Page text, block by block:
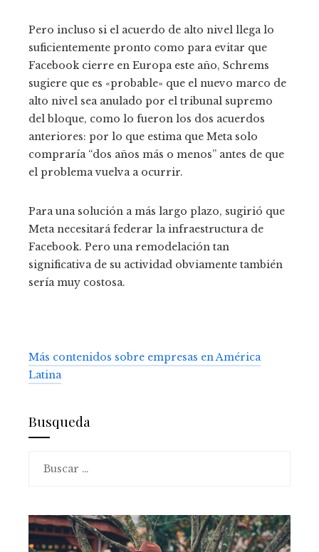
Pero incluso si el acuerdo de alto nivel llega lo
suficientemente pronto como para evitar que
Facebook cierre en Europa este año, Schrems
sugiere que es «probable» que el nuevo marco de
alto nivel sea anulado por el tribunal supremo
del bloque, como lo fueron los dos acuerdos
anteriores: por lo que estima que Meta solo
compraría “dos años más o menos” antes de que
el problema vuelva a ocurrir.
Para una solución a más largo plazo, sugirió que
Meta necesitará federar la infraestructura de
Facebook. Pero una remodelación tan
significativa de su actividad obviamente también
sería muy costosa.
Más contenidos sobre empresas en América
Latina
Busqueda